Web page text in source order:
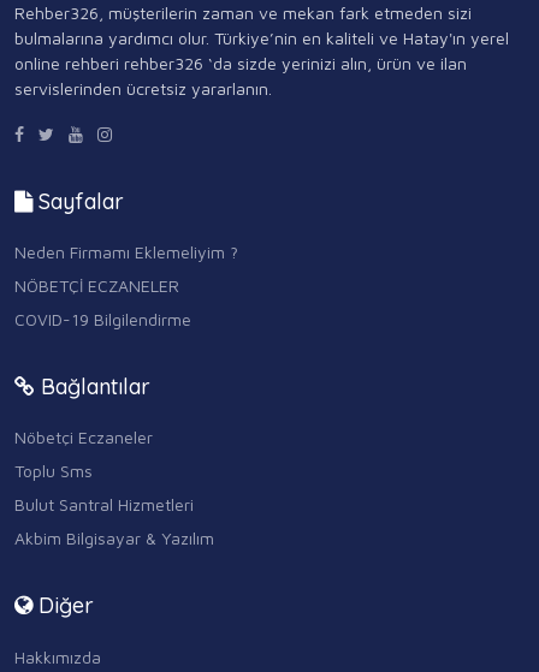
Rehber326, müşterilerin zaman ve mekan fark etmeden sizi
bulmalarına yardımcı olur. Türkiye’nin en kaliteli ve Hatay'ın yerel
online rehberi rehber326 ‘da sizde yerinizi alın, ürün ve ilan
servislerinden ücretsiz yararlanın.
Sayfalar
Neden Firmamı Eklemeliyim ?
NÖBETÇİ ECZANELER
COVID-19 Bilgilendirme
Bağlantılar
Nöbetçi Eczaneler
Toplu Sms
Bulut Santral Hizmetleri
Akbim Bilgisayar & Yazılım
Diğer
Hakkımızda